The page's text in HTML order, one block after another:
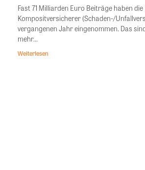
Fast 71 Milliarden Euro Beiträge haben die
Kompositversicherer (Schaden-/
vergangenen Jahr eingenommen. Das
mehr...
Weiterlesen